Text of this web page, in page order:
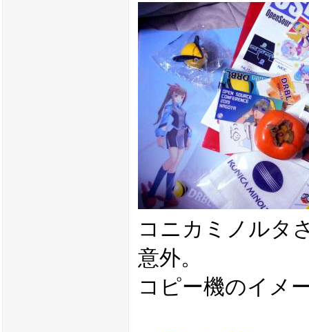
コニカミノルタ
意外。
コピー機のイメ